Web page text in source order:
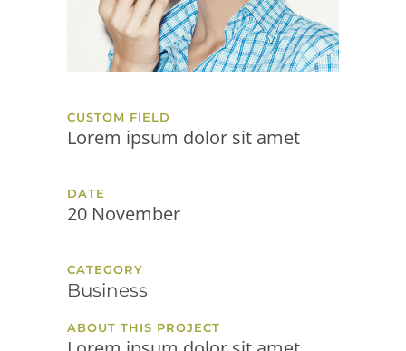
CUSTOM FIELD
Lorem ipsum dolor sit amet
DATE
20 November
CATEGORY
Business
ABOUT THIS PROJECT